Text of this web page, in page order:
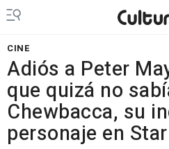
CINE
Adiós a Peter
que quizá no
Chewbacca, su
personaje en